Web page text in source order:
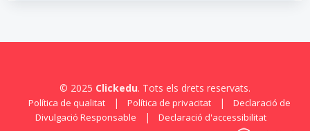
© 2025 Clickedu. Tots els drets reservats.
Política de qualitat | Política de privacitat |
Declaració de
Divulgació Responsable
| Declaració d'accessibilitat